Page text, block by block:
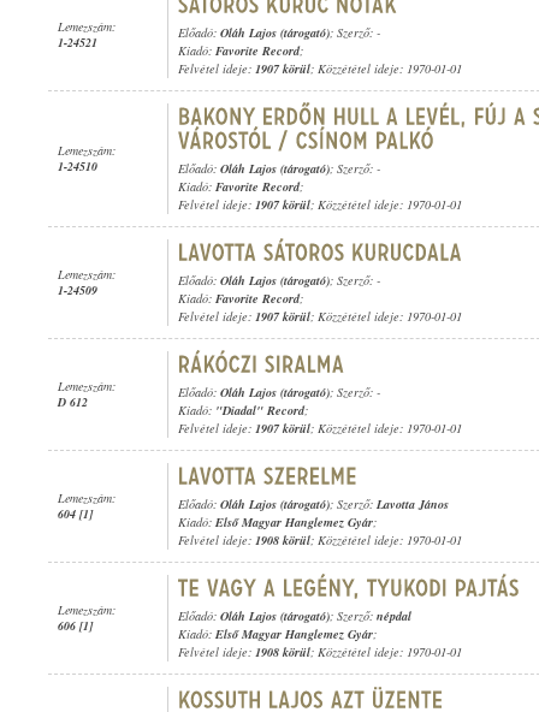
Lemezszám:
1-24521
Előadó: Oláh Lajos (tárogató); Szerző: -
Kiadó: Favorite Record;
Felvétel ideje: 1907 körül; Közzététel ideje: 1970-01-01
Lemezszám:
1-24510
Előadó: Oláh Lajos (tárogató); Szerző: -
Kiadó: Favorite Record;
Felvétel ideje: 1907 körül; Közzététel ideje: 1970-01-01
Lemezszám:
1-24509
Előadó: Oláh Lajos (tárogató); Szerző: -
Kiadó: Favorite Record;
Felvétel ideje: 1907 körül; Közzététel ideje: 1970-01-01
Lemezszám:
D 612
Előadó: Oláh Lajos (tárogató); Szerző: -
Kiadó: "Diadal" Record;
Felvétel ideje: 1907 körül; Közzététel ideje: 1970-01-01
Lemezszám:
604 [1]
Előadó: Oláh Lajos (tárogató); Szerző: Lavotta János
Kiadó: Első Magyar Hanglemez Gyár;
Felvétel ideje: 1908 körül; Közzététel ideje: 1970-01-01
Lemezszám:
606 [1]
Előadó: Oláh Lajos (tárogató); Szerző: népdal
Kiadó: Első Magyar Hanglemez Gyár;
Felvétel ideje: 1908 körül; Közzététel ideje: 1970-01-01